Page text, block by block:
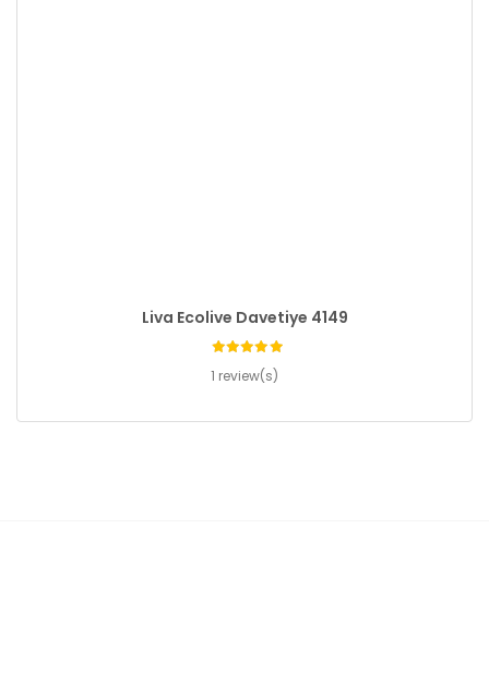
Liva Ecolive Davetiye 4149
1 review(s)